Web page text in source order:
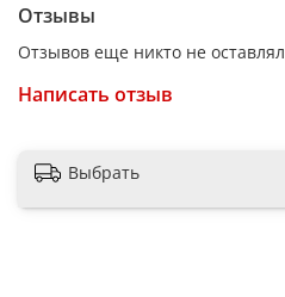
Шпон натуральный
Цвет корпуса
Черная эмаль
Черная эмаль
Отзывы
Отзывов еще никто не оставлял
Написать отзыв
Выбрать